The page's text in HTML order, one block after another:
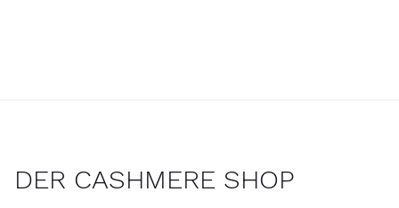
DER CASHMERE SHOP